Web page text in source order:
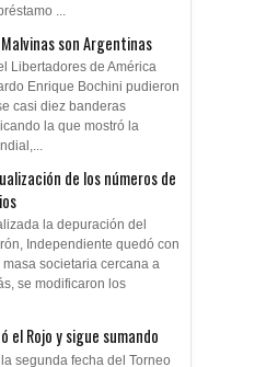
...
son Argentinas
Libertadores de América
Enrique Bochini pudieron
casi diez banderas
la que mostró la
de los números de
la depuración del
Independiente quedó con
masa societaria cercana a
se modificaron los
el Rojo y sigue sumando
segunda fecha del Torneo